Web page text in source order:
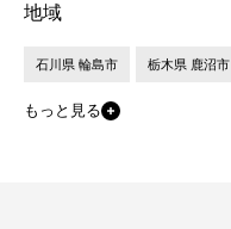
地域
石川県 輪島市 栃木県 鹿沼市
もっと見る